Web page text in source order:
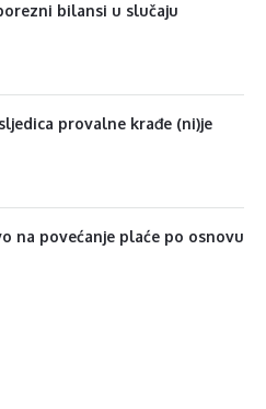
bilansi u slučaju
provalne krađe (ni)je
na povećanje plaće po osnovu